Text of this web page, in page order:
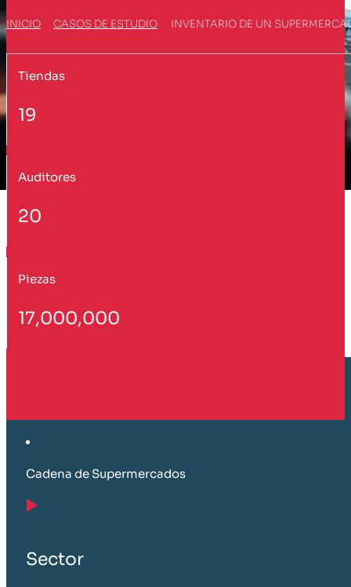
INICIO CASOS DE ESTUDIO INVENTARIO DE UN
Tiendas
19
Auditores
20
Piezas
17,000,000
Cadena de Supermercados
Sector